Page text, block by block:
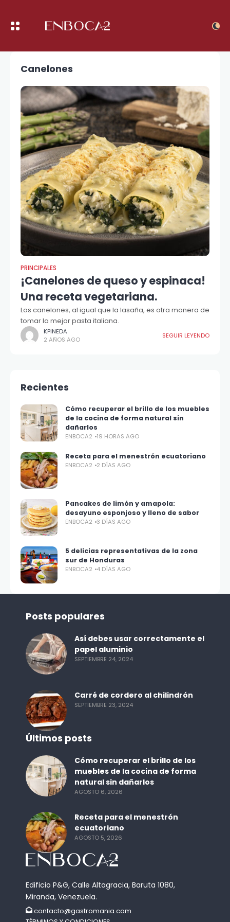
Canelones
PRINCIPALES
¡Canelones de queso y espinaca!
Una receta vegetariana.
Los canelones, al igual que la lasaña, es otra manera de
tomar la mejor pasta italiana.
KPINEDA
2 AÑOS AGO
SEGUIR LEYENDO
Recientes
Cómo recuperar el brillo de los muebles
de la cocina de forma natural sin
dañarlos
ENBOCA2 19 HORAS AGO
Receta para el menestrón ecuatoriano
ENBOCA2 2 DÍAS AGO
Pancakes de limón y amapola:
desayuno esponjoso y lleno de sabor
ENBOCA2 3 DÍAS AGO
5 delicias representativas de la zona
sur de Honduras
ENBOCA2 4 DÍAS AGO
Edificio P&G, Calle Altagracia, Baruta 1080,
Miranda, Venezuela.
contacto@gastromania.com
Posts populares
Así debes usar correctamente el
papel aluminio
SEPTIEMBRE 24, 2024
Carré de cordero al chilindrón
SEPTIEMBRE 23, 2024
Últimos posts
Cómo recuperar el brillo de los
muebles de la cocina de forma
natural sin dañarlos
AGOSTO 6, 2026
Receta para el menestrón
ecuatoriano
AGOSTO 5, 2026